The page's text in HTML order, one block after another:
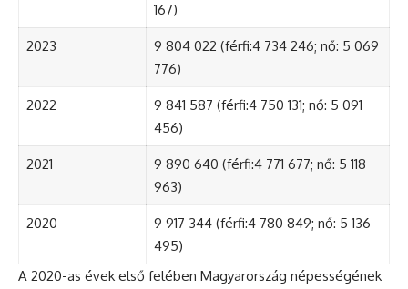
167)
2023
9 804 022 (férfi:4 734 246; nő: 5 069
776)
2022
9 841 587 (férfi:4 750 131; nő: 5 091
456)
2021
9 890 640 (férfi:4 771 677; nő: 5 118
963)
2020
9 917 344 (férfi:4 780 849; nő: 5 136
495)
A 2020-as évek első felében Magyarország népességének